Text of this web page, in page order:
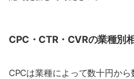
CPC・CTR・CVRの業種別
CPCは業種によって数十円から